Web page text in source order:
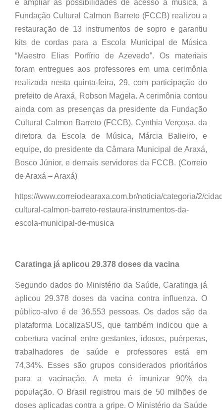
e ampliar as possibilidades de acesso à música, a
Fundação Cultural Calmon Barreto (FCCB) realizou a
restauração de 13 instrumentos de sopro e garantiu
kits de cordas para a Escola Municipal de Música
“Maestro Elias Porfírio de Azevedo”. Os materiais
foram entregues aos professores em uma cerimônia
realizada nesta quinta-feira, 29, com participação do
prefeito de Araxá, Robson Magela. A cerimônia contou
ainda com as presenças da presidente da Fundação
Cultural Calmon Barreto (FCCB), Cynthia Verçosa, da
diretora da Escola de Música, Márcia Balieiro, e
equipe, do presidente da Câmara Municipal de Araxá,
Bosco Júnior, e demais servidores da FCCB. (Correio
de Araxá – Araxá)
https://www.correiodearaxa.com.br/noticia/categoria/2/
cultural-calmon-barreto-restaura-instrumentos-da-
escola-municipal-de-musica
Caratinga já aplicou 29.378 doses da vacina
Segundo dados do Ministério da Saúde, Caratinga já
aplicou 29.378 doses da vacina contra influenza. O
público-alvo é de 36.553 pessoas. Os dados são da
plataforma LocalizaSUS, que também indicou que a
cobertura vacinal entre gestantes, idosos, puérperas,
trabalhadores de saúde e professores está em
74,34%. Esses são grupos considerados prioritários
para a vacinação. A meta é imunizar 90% da
população. O Brasil registrou mais de 50 milhões de
doses aplicadas contra a gripe. O Ministério da Saúde